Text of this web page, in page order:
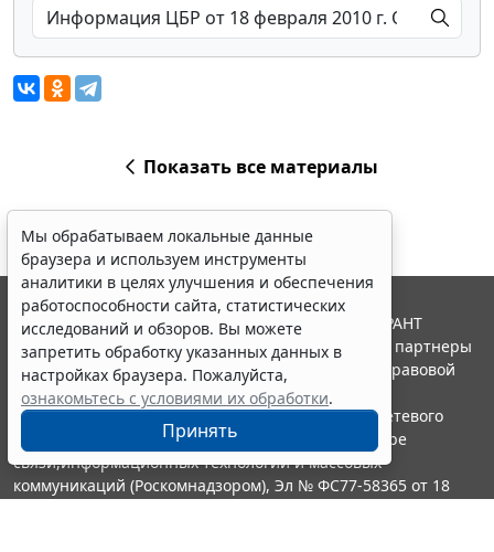
Показать все материалы
Мы обрабатываем локальные данные
браузера и используем инструменты
аналитики в целях улучшения и обеспечения
работоспособности сайта, статистических
исследований и обзоров. Вы можете
запретить обработку указанных данных в
настройках браузера. Пожалуйста,
ознакомьтесь с условиями их обработки.
Принять
© ООО "НПП "ГАРАНТ-СЕРВИС", 2026. Система ГАРАНТ
выпускается с 1990 года. Компания "Гарант" и ее партнеры
являются участниками Российской ассоциации правовой
информации ГАРАНТ.
Портал ГАРАНТ.РУ зарегистрирован в качестве сетевого
издания Федеральной службой по надзору в сфере
связи,информационных технологий и массовых
коммуникаций (Роскомнадзором), Эл № ФС77-58365 от 18